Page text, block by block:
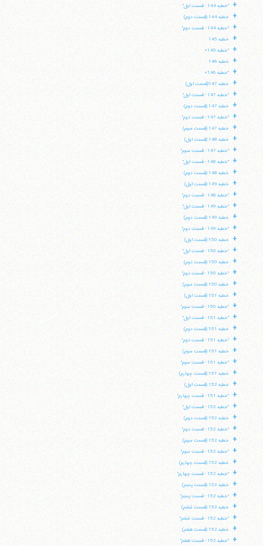
+ "خطبه 144 - قسمت اول"
+ خطبه 144 (قسمت دوم)
+ "خطبه 144 - قسمت دوم"
+ خطبه 145
+ "خطبه 145»
+ خطبه 146
+ "خطبه 146»
+ خطبه 147(قسمت اول)
+ "خطبه 147 - قسمت اول"
+ خطبه 147 (قسمت دوم)
+ "خطبه 147 - قسمت دوم"
+ خطبه 147 (قسمت سوم)
+ خطبه 148 (قسمت اول)
+ "خطبه 147 - قسمت سوم"
+ "خطبه 148 - قسمت اول"
+ خطبه 148 (قسمت دوم)
+ خطبه 149 (قسمت اول)
+ "خطبه 148 - قسمت دوم"
+ "خطبه 149 - قسمت اول"
+ خطبه 149 (قسمت دوم)
+ "خطبه 149 - قسمت دوم"
+ خطبه 150 (قسمت اول)
+ "خطبه 150 - قسمت اول"
+ خطبه 150 (قسمت دوم)
+ "خطبه 150 - قسمت دوم"
+ خطبه 150 (قسمت سوم)
+ خطبه 151 (قسمت اول)
+ "خطبه 150 - قسمت سوم"
+ "خطبه 151 - قسمت اول"
+ خطبه 151 (قسمت دوم)
+ "خطبه 151 - قسمت دوم"
+ خطبه 151 (قسمت سوم)
+ "خطبه 151 - قسمت سوم"
+ خطبه 151 (قسمت چهارم)
+ خطبه 152 (قسمت اول)
+ "خطبه 151 - قسمت چهارم"
+ "خطبه 152 - قسمت اول"
+ خطبه 152 (قسمت دوم)
+ "خطبه 152 - قسمت دوم"
+ خطبه 152 (قسمت سوم)
+ "خطبه 152 - قسمت سوم"
+ خطبه 152 (قسمت چهارم)
+ "خطبه 152 - قسمت چهارم"
+ خطبه 152 (قسمت پنجم)
+ "خطبه 152 - قسمت پنجم"
+ خطبه 152 (قسمت ششم)
+ "خطبه 152 - قسمت ششم"
+ خطبه 152 (قسمت هفتم)
+ "خطبه 152 - قسمت هفتم"